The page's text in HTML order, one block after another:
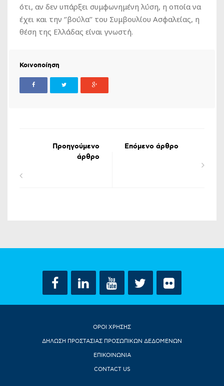
ότι, αν δεν υπάρξει συμφωνημένη λύση, η οποία να
έχει και την ‘’βούλα’’ του Συμβουλίου Ασφαλείας, η
θέση της Ελλάδας είναι γνωστή.
Κοινοποίηση
Προηγούμενο
άρθρο
Επόμενο άρθρο
ΟΡΟΙ ΧΡΗΣΗΣ
ΔΗΛΩΣΗ ΠΡΟΣΤΑΣΙΑΣ ΠΡΟΣΩΠΙΚΩΝ ΔΕΔΟΜΕΝΩΝ
ΕΠΙΚΟΙΝΩΝΙΑ
CONTACT US